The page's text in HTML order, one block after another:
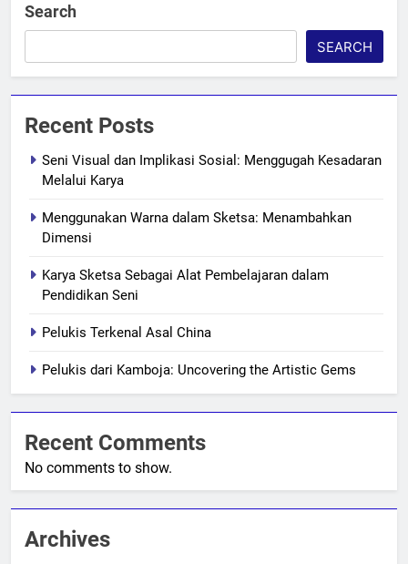
Search
SEARCH
Recent Posts
Seni Visual dan Implikasi Sosial: Menggugah Kesadaran
Melalui Karya
Menggunakan Warna dalam Sketsa: Menambahkan
Dimensi
Karya Sketsa Sebagai Alat Pembelajaran dalam
Pendidikan Seni
Pelukis Terkenal Asal China
Pelukis dari Kamboja: Uncovering the Artistic Gems
Recent Comments
No comments to show.
Archives